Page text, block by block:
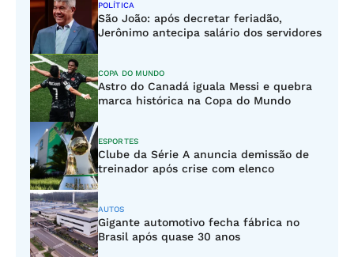
POLÍTICA
São João: após decretar feriadão,
Jerônimo antecipa salário dos servidores
COPA DO MUNDO
Astro do Canadá iguala Messi e quebra
marca histórica na Copa do Mundo
ESPORTES
Clube da Série A anuncia demissão de
treinador após crise com elenco
AUTOS
Gigante automotivo fecha fábrica no
Brasil após quase 30 anos